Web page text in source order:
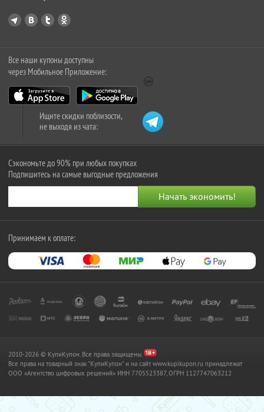
Все наши купоны доступны
через Мобильное Приложение:
Ищите скидки поблизости,
не выходя из чата:
Сэкономьте до 90% при любых покупках
Подпишитесь на самые выгодные предложения
Принимаем к оплате:
2010-2026 © КупиКупон. Все права защищены.
Все права на товарный знак "КупиКупон" и на сайт www.kupikupon.ru принадлежат
OOO «Агентство цифровых решений» ИНН 7705523387, ОГРН 1127747063212